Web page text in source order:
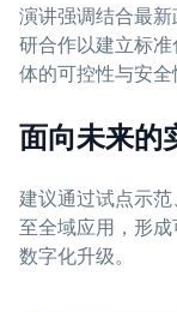
演讲强调结合最
研合作以建立标
体的可控性与安全
面向未来的
建议通过试点示
至全域应用，形
数字化升级。